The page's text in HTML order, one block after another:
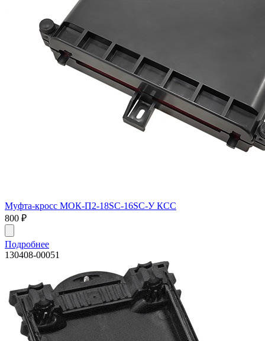
Муфта-кросс МОК-П2-18SC-16SC-У КСС
800 ₽
Подробнее
130408-00051